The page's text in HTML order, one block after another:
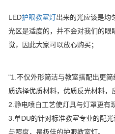
LED护眼教室灯出来的光应该是均
光区是适度的，并不会对我们的
觉，因此大家可以放心购买；
"1.不仅外形简洁与教室搭配出更
质选择优质材料，优质反光材料，
2.静电喷白工艺使灯具与灯罩更有
3.单DU的针对标准教室专业的配
与照度，是极佳的护眼教室灯。